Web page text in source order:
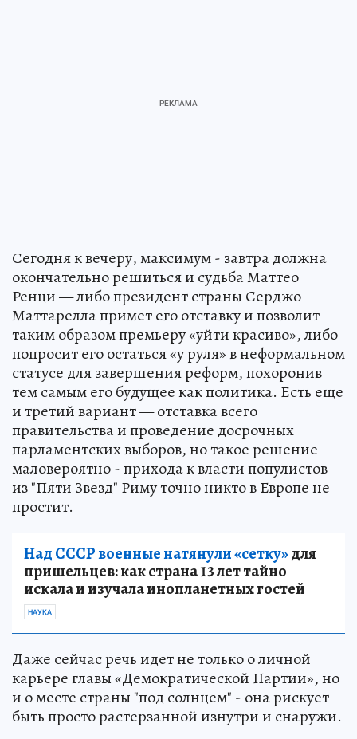
Сегодня к вечеру, максимум - завтра должна
окончательно решиться и судьба Маттео
Ренци — либо президент страны Серджо
Маттарелла примет его отставку и позволит
таким образом премьеру «уйти красиво», либо
попросит его остаться «у руля» в неформальном
статусе для завершения реформ, похоронив
тем самым его будущее как политика. Есть еще
и третий вариант — отставка всего
правительства и проведение досрочных
парламентских выборов, но такое решение
маловероятно - прихода к власти популистов
из "Пяти Звезд" Риму точно никто в Европе не
простит.
Над СССР военные натянули «сетку»для
пришельцев: как страна 13 лет тайно
искала и изучала инопланетных гостей
НАУКА
Даже сейчас речь идет не только о личной
карьере главы «Демократической Партии», но
и о месте страны "под солнцем" - она рискует
быть просто растерзанной изнутри и снаружи.